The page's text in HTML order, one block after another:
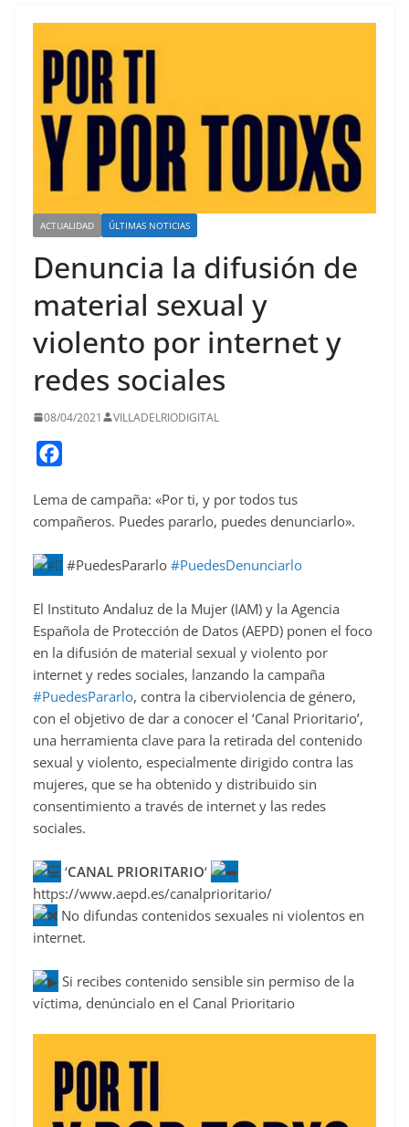
ACTUALIDAD ÚLTIMAS NOTICIAS
Denuncia la difusión de
material sexual y
violento por internet y
redes sociales
08/04/2021 VILLADELRIODIGITAL
c
e
b
o
o
k
Lema de campaña: «Por ti, y por todos tus
compañeros. Puedes pararlo, puedes denunciarlo».
#PuedesPararlo #PuedesDenunciarlo
El Instituto Andaluz de la Mujer (IAM) y la Agencia
Española de Protección de Datos (AEPD) ponen el foco
en la difusión de material sexual y violento por
internet y redes sociales, lanzando la campaña
#PuedesPararlo, contra la ciberviolencia de género,
con el objetivo de dar a conocer el ‘Canal Prioritario’,
una herramienta clave para la retirada del contenido
sexual y violento, especialmente dirigido contra las
mujeres, que se ha obtenido y distribuido sin
consentimiento a través de internet y las redes
sociales.
‘CANAL PRIORITARIO‘
https://www.aepd.es/canalprioritario/
No difundas contenidos sexuales ni violentos en
internet.
Si recibes contenido sensible sin permiso de la
víctima, denúncialo en el Canal Prioritario